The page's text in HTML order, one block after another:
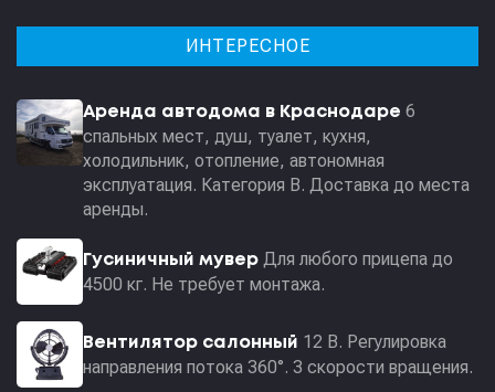
ИНТЕРЕСНОЕ
Аренда автодома в Краснодаре 6
спальных мест, душ, туалет, кухня,
холодильник, отопление, автономная
эксплуатация. Категория В. Доставка до места
аренды.
Гусиничный мувер Для любого прицепа до
4500 кг. Не требует монтажа.
Вентилятор салонный 12 В. Регулировка
направления потока 360°. 3 скорости вращения.